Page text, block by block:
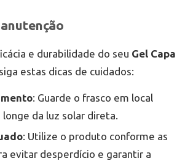
e durabilidade do seu Gel Capa
estas dicas de cuidados:
: Guarde o frasco em local
longe da luz solar direta.
: Utilize o produto conforme as
evitar desperdício e garantir a